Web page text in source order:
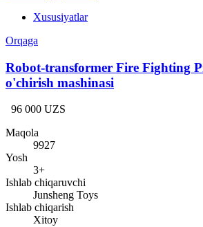
Xususiyatlar
Orqaga
Robot-transformer Fire Fighting
o'chirish mashinasi
96 000 UZS
Maqola
9927
Yosh
3+
Ishlab chiqaruvchi
Junsheng Toys
Ishlab chiqarish
Xitoy